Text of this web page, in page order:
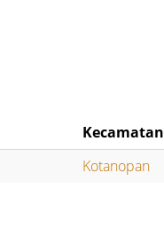
Kecamatan
Kotanopan